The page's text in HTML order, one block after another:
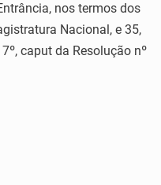
nos termos dos
Nacional, e 35,
caput da Resolução nº